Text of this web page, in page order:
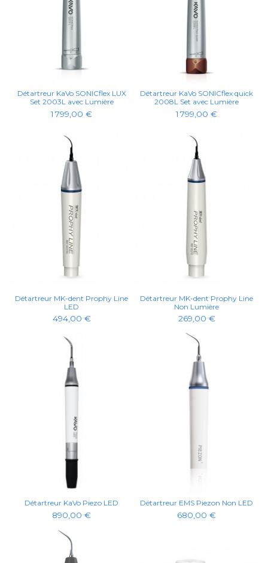
Détartreur KaVo SONICflex LUX
Set 2003L avec Lumière
1 799,00 €
Détartreur KaVo SONICflex quick
2008L Set avec Lumière
1 799,00 €
Détartreur MK-dent Prophy Line
LED
494,00 €
Détartreur MK-dent Prophy Line
Non Lumière
269,00 €
Détartreur KaVo Piezo LED
890,00 €
Détartreur EMS Piezon Non LED
680,00 €